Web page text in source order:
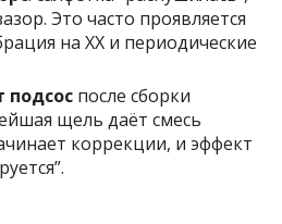
Это часто проявляется
на ХХ и периодические
подсос после сборки
щель даёт смесь
коррекции, и эффект